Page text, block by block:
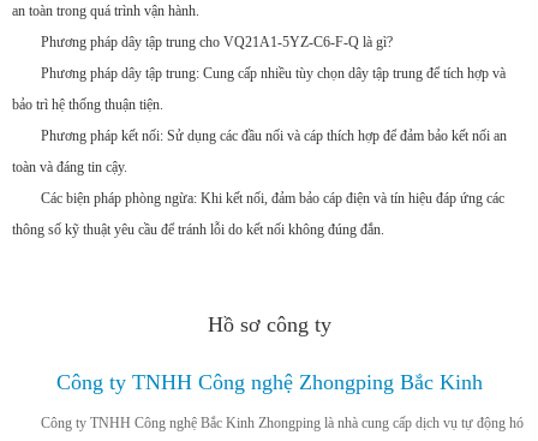
an toàn trong quá trình vận hành.
Phương pháp dây tập trung cho VQ21A1-5YZ-C6-F-Q là gì?
Phương pháp dây tập trung: Cung cấp nhiều tùy chọn dây tập trung để tích hợp và
bảo trì hệ thống thuận tiện.
Phương pháp kết nối: Sử dụng các đầu nối và cáp thích hợp để đảm bảo kết nối an
toàn và đáng tin cậy.
Các biện pháp phòng ngừa: Khi kết nối, đảm bảo cáp điện và tín hiệu đáp ứng các
thông số kỹ thuật yêu cầu để tránh lỗi do kết nối không đúng đắn.
Hồ sơ công ty
Công ty TNHH Công nghệ Zhongping Bắc Kinh
Công ty TNHH Công nghệ Bắc Kinh Zhongping là nhà cung cấp dịch vụ tự động hó